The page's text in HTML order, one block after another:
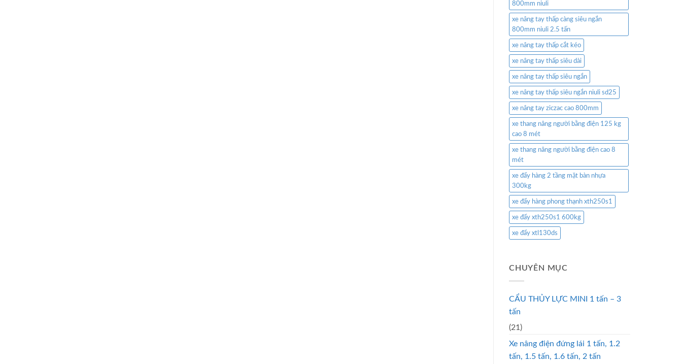
800mm niuli
xe nâng tay thấp càng siêu ngắn
800mm niuli 2.5 tấn
xe nâng tay thấp cắt kéo
xe nâng tay thấp siêu dài
xe nâng tay thấp siêu ngắn
xe nâng tay thấp siêu ngắn niuli sd25
xe nâng tay ziczac cao 800mm
xe thang nâng người bằng điện 125 kg
cao 8 mét
xe thang nâng người bằng điện cao 8
mét
xe đẩy hàng 2 tầng mặt bàn nhựa
300kg
xe đẩy hàng phong thạnh xth250s1
xe đẩy xth250s1 600kg
xe đẩy xtl130ds
CHUYÊN MỤC
CẨU THỦY LỰC MINI 1 tấn – 3
tấn
(21)
Xe nâng điện đứng lái 1 tấn, 1.2
tấn, 1.5 tấn, 1.6 tấn, 2 tấn